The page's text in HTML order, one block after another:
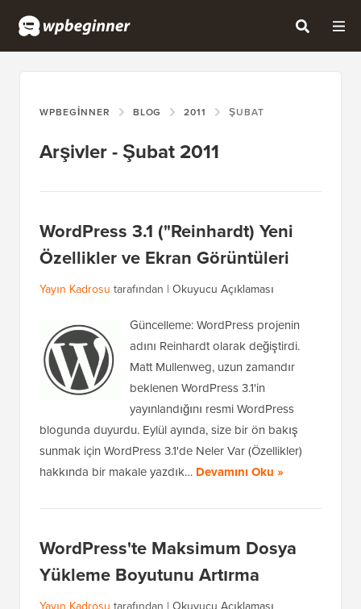
WPBEGINNER BLOG 2011 ŞUBAT
Arşivler - Şubat 2011
WordPress 3.1 ("Reinhardt) Yeni
Özellikler ve Ekran Görüntüleri
Yayın Kadrosu tarafından | Okuyucu Açıklaması
Güncelleme: WordPress projenin
adını Reinhardt olarak değiştirdi.
Matt Mullenweg, uzun zamandır
beklenen WordPress 3.1'in
yayınlandığını resmi WordPress
blogunda duyurdu. Eylül ayında, size bir ön bakış
sunmak için WordPress 3.1'de Neler Var (Özellikler)
hakkında bir makale yazdık… Devamını Oku »
WordPress'te Maksimum Dosya
Yükleme Boyutunu Artırma